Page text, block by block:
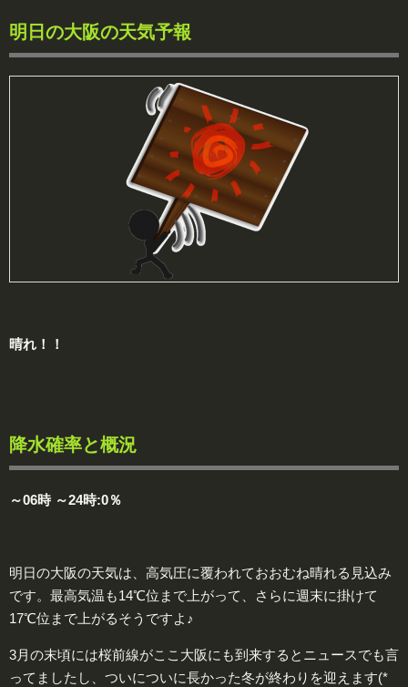
明日の大阪の天気予報
晴れ！！
降水確率と概況
～06時 ～24時:0％
明日の大阪の天気は、高気圧に覆われておおむね晴れる見込み
です。最高気温も14℃位まで上がって、さらに週末に掛けて
17℃位まで上がるそうですよ♪
3月の末頃には桜前線がここ大阪にも到来するとニュースでも言
ってましたし、ついについに長かった冬が終わりを迎えます(*